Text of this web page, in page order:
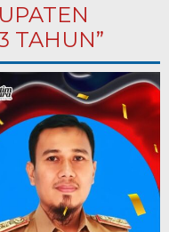
TAHUN”